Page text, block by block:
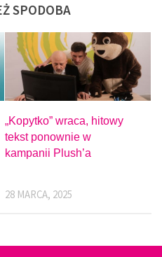
SPODOBA
„Kopytko” wraca, hitowy
tekst ponownie w
kampanii Plush’a
28 MARCA, 2025